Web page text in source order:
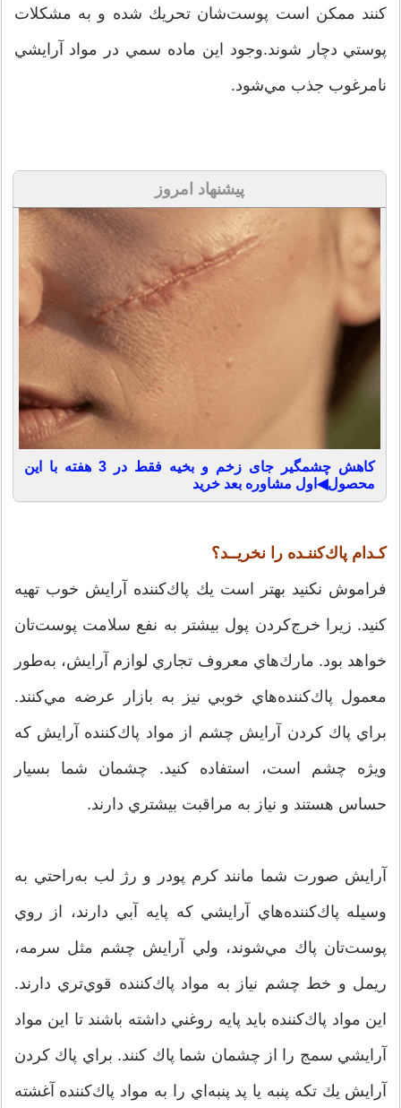
كنند ممكن است پوست‌شان تحريك شده و به مشكلات
پوستي دچار شوند.وجود اين ماده سمي در مواد آرايشي
نامرغوب جذب مي‌شود.
پیشنهاد امروز
کاهش چشمگیر جای زخم و بخیه فقط در 3 هفته با این
محصول◀اول مشاوره بعد خرید
كـدام پاك‌كننـده را نخريــد؟
فراموش نكنيد بهتر است يك پاك‌كننده آرايش خوب تهيه
كنيد. زيرا خرج‌كردن پول بيشتر به نفع سلامت پوست‌تان
خواهد بود. مارك‌هاي معروف تجاري لوازم آرايش، به‌طور
معمول پاك‌كننده‌هاي خوبي نيز به بازار عرضه مي‌كنند.
براي پاك كردن آرايش چشم از مواد پاك‌كننده آرايش كه
ويژه چشم است، استفاده كنيد. چشمان شما بسيار
حساس هستند و نياز به مراقبت بيشتري دارند.
آرايش صورت شما مانند كرم پودر و رژ لب به‌راحتي به
وسيله پاك‌كننده‌هاي آرايشي كه پايه آبي دارند، از روي
پوست‌تان پاك مي‌شوند، ولي آرايش چشم مثل سرمه،
ريمل و خط چشم نياز به مواد پاك‌كننده قوي‌تري دارند.
اين مواد پاك‌كننده بايد پايه روغني داشته باشند تا اين مواد
آرايشي سمج را از چشمان شما پاك كنند. براي پاك كردن
آرايش يك تكه پنبه يا پد پنبه‌اي را به مواد پاك‌كننده آغشته